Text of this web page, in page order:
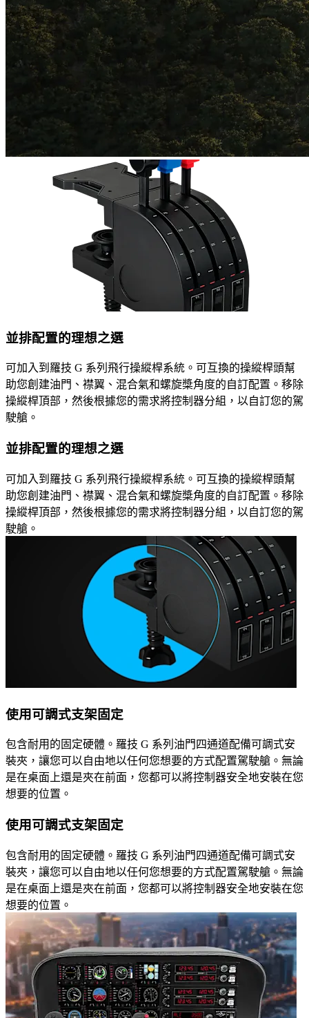
並排配置的理想之選
可加入到羅技 G 系列飛行操縱桿系統。可互換的操縱桿頭幫
助您創建油門、襟翼、混合氣和螺旋槳角度的自訂配置。移除
操縱桿頂部，然後根據您的需求將控制器分組，以自訂您的駕
駛艙。
並排配置的理想之選
可加入到羅技 G 系列飛行操縱桿系統。可互換的操縱桿頭幫
助您創建油門、襟翼、混合氣和螺旋槳角度的自訂配置。移除
操縱桿頂部，然後根據您的需求將控制器分組，以自訂您的駕
駛艙。
使用可調式支架固定
包含耐用的固定硬體。羅技 G 系列油門四通道配備可調式安
裝夾，讓您可以自由地以任何您想要的方式配置駕駛艙。無論
是在桌面上還是夾在前面，您都可以將控制器安全地安裝在您
想要的位置。
使用可調式支架固定
包含耐用的固定硬體。羅技 G 系列油門四通道配備可調式安
裝夾，讓您可以自由地以任何您想要的方式配置駕駛艙。無論
是在桌面上還是夾在前面，您都可以將控制器安全地安裝在您
想要的位置。